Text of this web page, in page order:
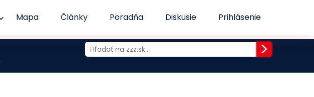
Mapa Články Poradňa Diskusie Prihlásenie